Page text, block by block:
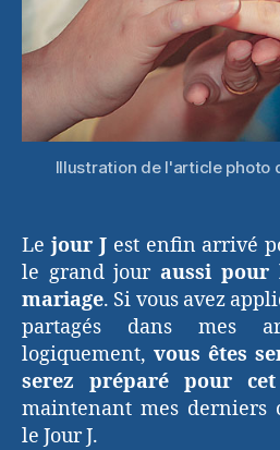
Illustration de l'article photo
Le jour Jest enfin arrivé
le grand jouraussi pour
mariage. Si vous avez
partagés dans mes
logiquement, vous êtes
serez préparé pour cet
maintenant mes derniers
le Jour J.